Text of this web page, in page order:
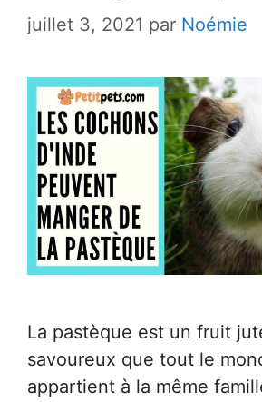
juillet 3, 2021 par Noémie
La pastèque est un fruit
savoureux que tout le
appartient à la même